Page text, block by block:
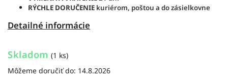
RÝCHLE DORUČENIE kuriérom, poštou a do zásielkovne
Detailné informácie
Skladom (1 ks)
Môžeme doručiť do: 14.8.2026